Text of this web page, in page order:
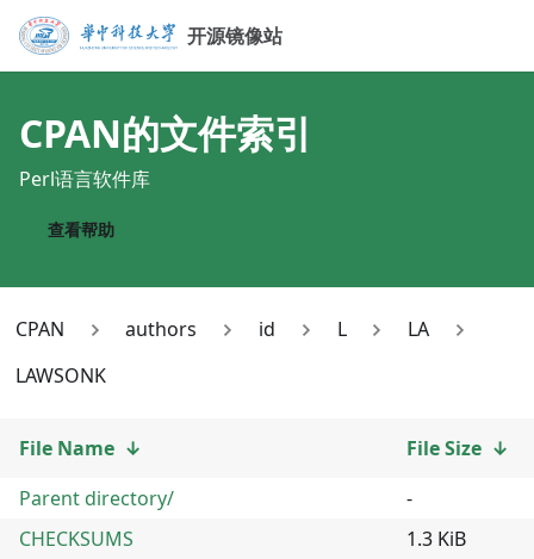
开源镜像站
CPAN的文件索引
Perl语言软件库
查看帮助
CPAN authors id L
LA
LAWSONK
File Name ↓ File Size ↓
Parent directory/
-
CHECKSUMS
1.3 KiB